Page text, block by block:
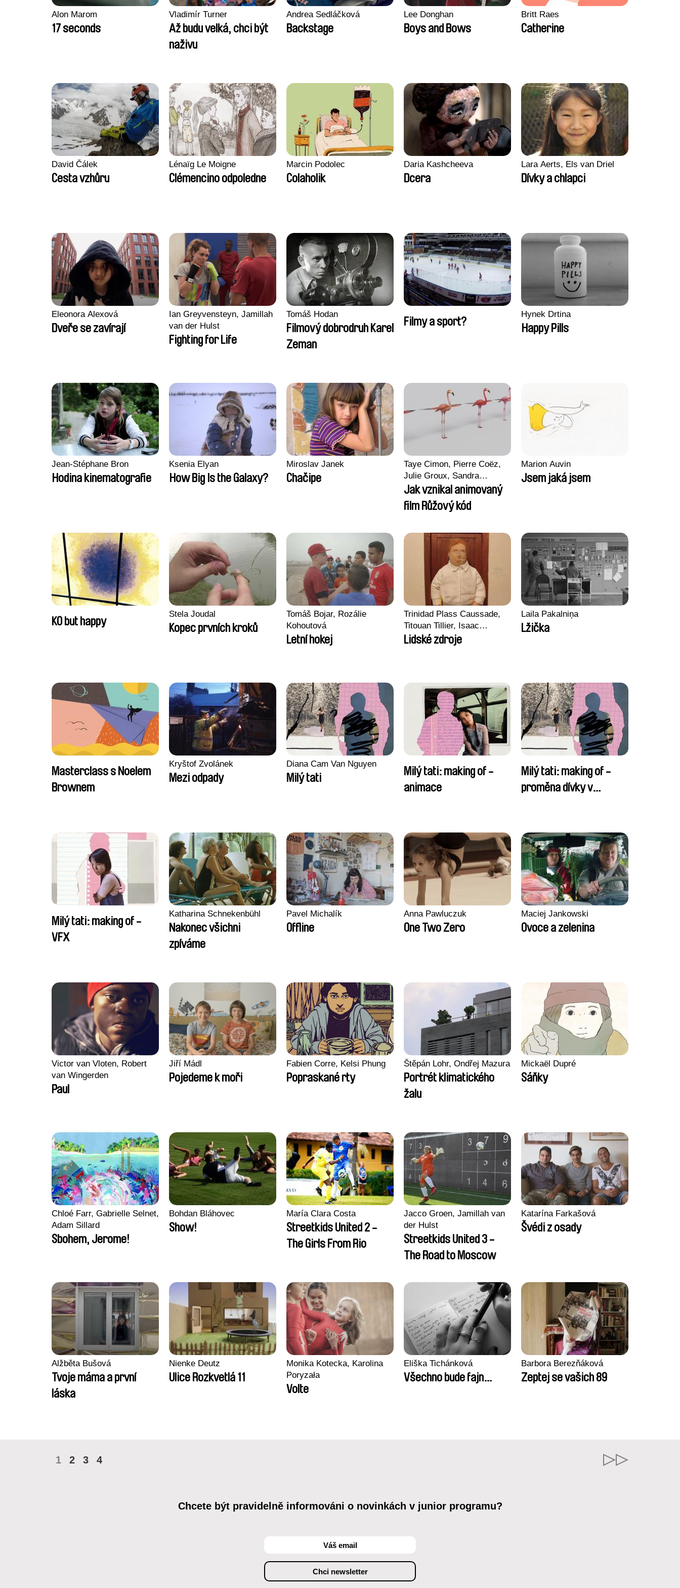
Alon Marom
17 seconds
Vladimír Turner
Až budu velká, chci být
naživu
Andrea Sedláčková
Backstage
Lee Donghan
Boys and Bows
Britt Raes
Catherine
David Čálek
Cesta vzhůru
Lénaïg Le Moigne
Clémencino odpoledne
Marcin Podolec
Colaholik
Daria Kashcheeva
Dcera
Lara Aerts, Els van Driel
Dívky a chlapci
Eleonora Alexová
Dveře se zavírají
Ian Greyvensteyn, Jamillah
van der Hulst
Fighting for Life
Tomáš Hodan
Filmový dobrodruh Karel
Zeman
Filmy a sport?
Hynek Drtina
Happy Pills
Jean-Stéphane Bron
Hodina kinematografie
Ksenia Elyan
How Big Is the Galaxy?
Miroslav Janek
Chačipe
Taye Cimon, Pierre Coëz,
Julie Groux, Sandra
Leydier, Manuarii Morel,
Romain Seisson
Jak vznikal animovaný
film Růžový kód
Marion Auvin
Jsem jaká jsem
KO but happy
Stela Joudal
Kopec prvních kroků
Tomáš Bojar, Rozálie
Kohoutová
Letní hokej
Trinidad Plass Caussade,
Titouan Tillier, Isaac
Wenzek
Lidské zdroje
Laila Pakalniņa
Lžička
Masterclass s Noelem
Brownem
Kryštof Zvolánek
Mezi odpady
Diana Cam Van Nguyen
Milý tati
Milý tati: making of -
animace
Milý tati: making of -
proměna dívky v
Milý tati: making of -
VFX
Katharina Schnekenbühl
Nakonec všichni
zpíváme
Pavel Michalík
Offline
Anna Pawluczuk
One Two Zero
Maciej Jankowski
Ovoce a zelenina
Victor van Vloten, Robert
van Wingerden
Paul
Jiří Mádl
Pojedeme k moři
Fabien Corre, Kelsi Phung
Popraskané rty
Štěpán Lohr, Ondřej Mazura
Portrét klimatického
žalu
Mickaël Dupré
Sáňky
Chloé Farr, Gabrielle Selnet,
Adam Sillard
Sbohem, Jerome!
Bohdan Bláhovec
Show!
María Clara Costa
Streetkids United 2 -
The Girls From Rio
Jacco Groen, Jamillah van
der Hulst
Streetkids United 3 -
The Road to Moscow
Katarína Farkašová
Švédi z osady
Alžběta Bušová
Tvoje máma a první
láska
Nienke Deutz
Ulice Rozkvetlá 11
Monika Kotecka, Karolina
Poryzała
Volte
Eliška Tichánková
Všechno bude fajn…
Barbora Berezňáková
Zeptej se vašich 89
1 2 3 4
Chcete být pravidelně informováni o novinkách v junior programu?